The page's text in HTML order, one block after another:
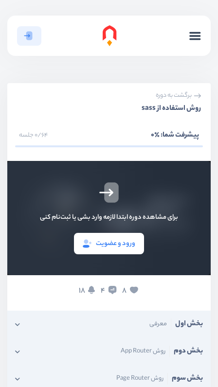
برگشت به دوره
روش استفاده از sass
پیشرفت شما:٪0 0/64 جلسه
برای مشاهده دوره ابتدا لازمه وارد بشی یا ثبت‌نام کنی
ورود و عضویت
8
4
18
بخش اول معرفی
بخش دوم روش App Router
بخش سوم روش Page Router